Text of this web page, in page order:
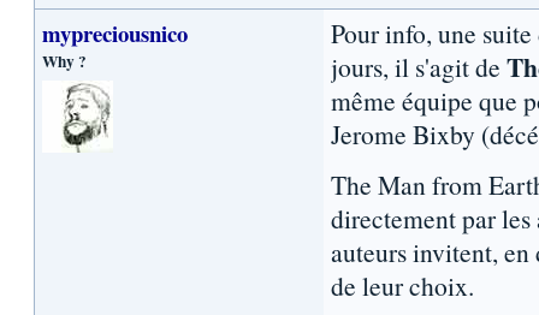
mypreciousnico
Why ?
Pour info, une
jours, il s'agit de
même équipe que
Jerome Bixby
The Man from
directement par
auteurs invitent,
de leur choix.